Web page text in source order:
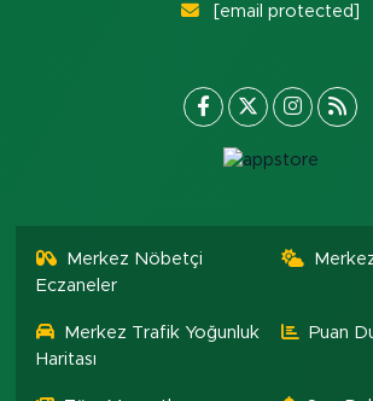
[email protected]
Merkez Nöbetçi
Eczaneler
Merkez Trafik Yoğunluk
Haritası
Puan